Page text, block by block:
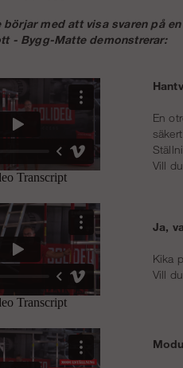
med att visa svaren på
- Bygg-Matte demonstrerar:
En
säkert!
Vill
Ja,
Kika
Vill